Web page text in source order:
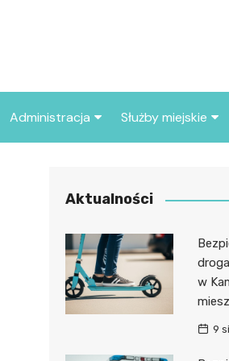
Administracja
Urząd miasta
Służby miejskie
Policja
Aktualności
w
9